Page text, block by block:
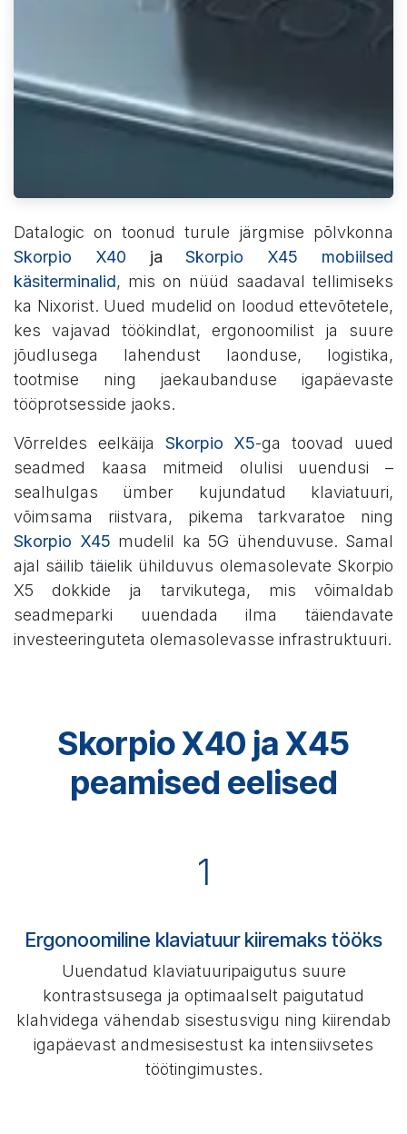
Datalogic on toonud turule järgmise põlvkonna
Skorpio X40 jaSkorpio X45 mobiilsed
käsiterminalid, mis on nüüd saadaval tellimiseks
ka Nixorist. Uued mudelid on loodud ettevõtetele,
kes vajavad töökindlat, ergonoomilist ja suure
jõudlusega lahendust laonduse, logistika,
tootmise ning jaekaubanduse igapäevaste
tööprotsesside jaoks.
Võrreldes eelkäija Skorpio X5-ga toovad uued
seadmed kaasa mitmeid olulisi uuendusi –
sealhulgas ümber kujundatud klaviatuuri,
võimsama riistvara, pikema tarkvaratoe ning
Skorpio X45 mudelil ka 5G ühenduvuse. Samal
ajal säilib täielik ühilduvus olemasolevate Skorpio
X5 dokkide ja tarvikutega, mis võimaldab
seadmeparki uuendada ilma täiendavate
investeeringuteta olemasolevasse infrastruktuuri.
Skorpio X40 ja X45
peamised eelised
1
Ergonoomiline klaviatuur kiiremaks tööks
Uuendatud klaviatuuripaigutus suure
kontrastsusega ja optimaalselt paigutatud
klahvidega vähendab sisestusvigu ning kiirendab
igapäevast andmesisestust ka intensiivsetes
töötingimustes.